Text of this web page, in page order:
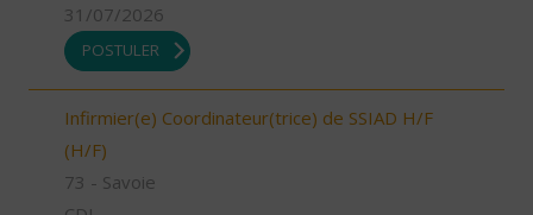
31/07/2026
POSTULER
Infirmier(e) Coordinateur(trice) de SSIAD H/F
(H/F)
73 - Savoie